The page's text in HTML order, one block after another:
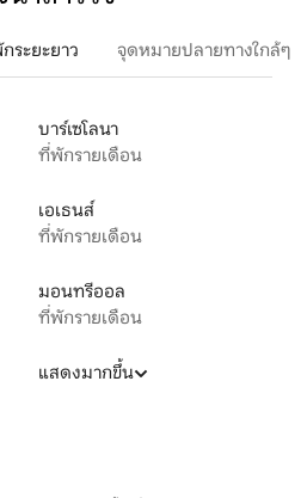
ะยะยาว จุดหมายปลายทางใกล้ๆ
บาร์เซโลนา
ที่พักรายเดือน
เอเธนส์
ที่พักรายเดือน
มอนทรีออล
ที่พักรายเดือน
แสดงมากขึ้น